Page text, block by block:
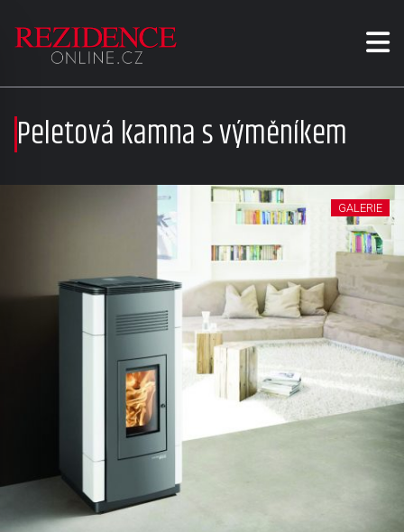
Peletová kamna s výměníkem
GALERIE